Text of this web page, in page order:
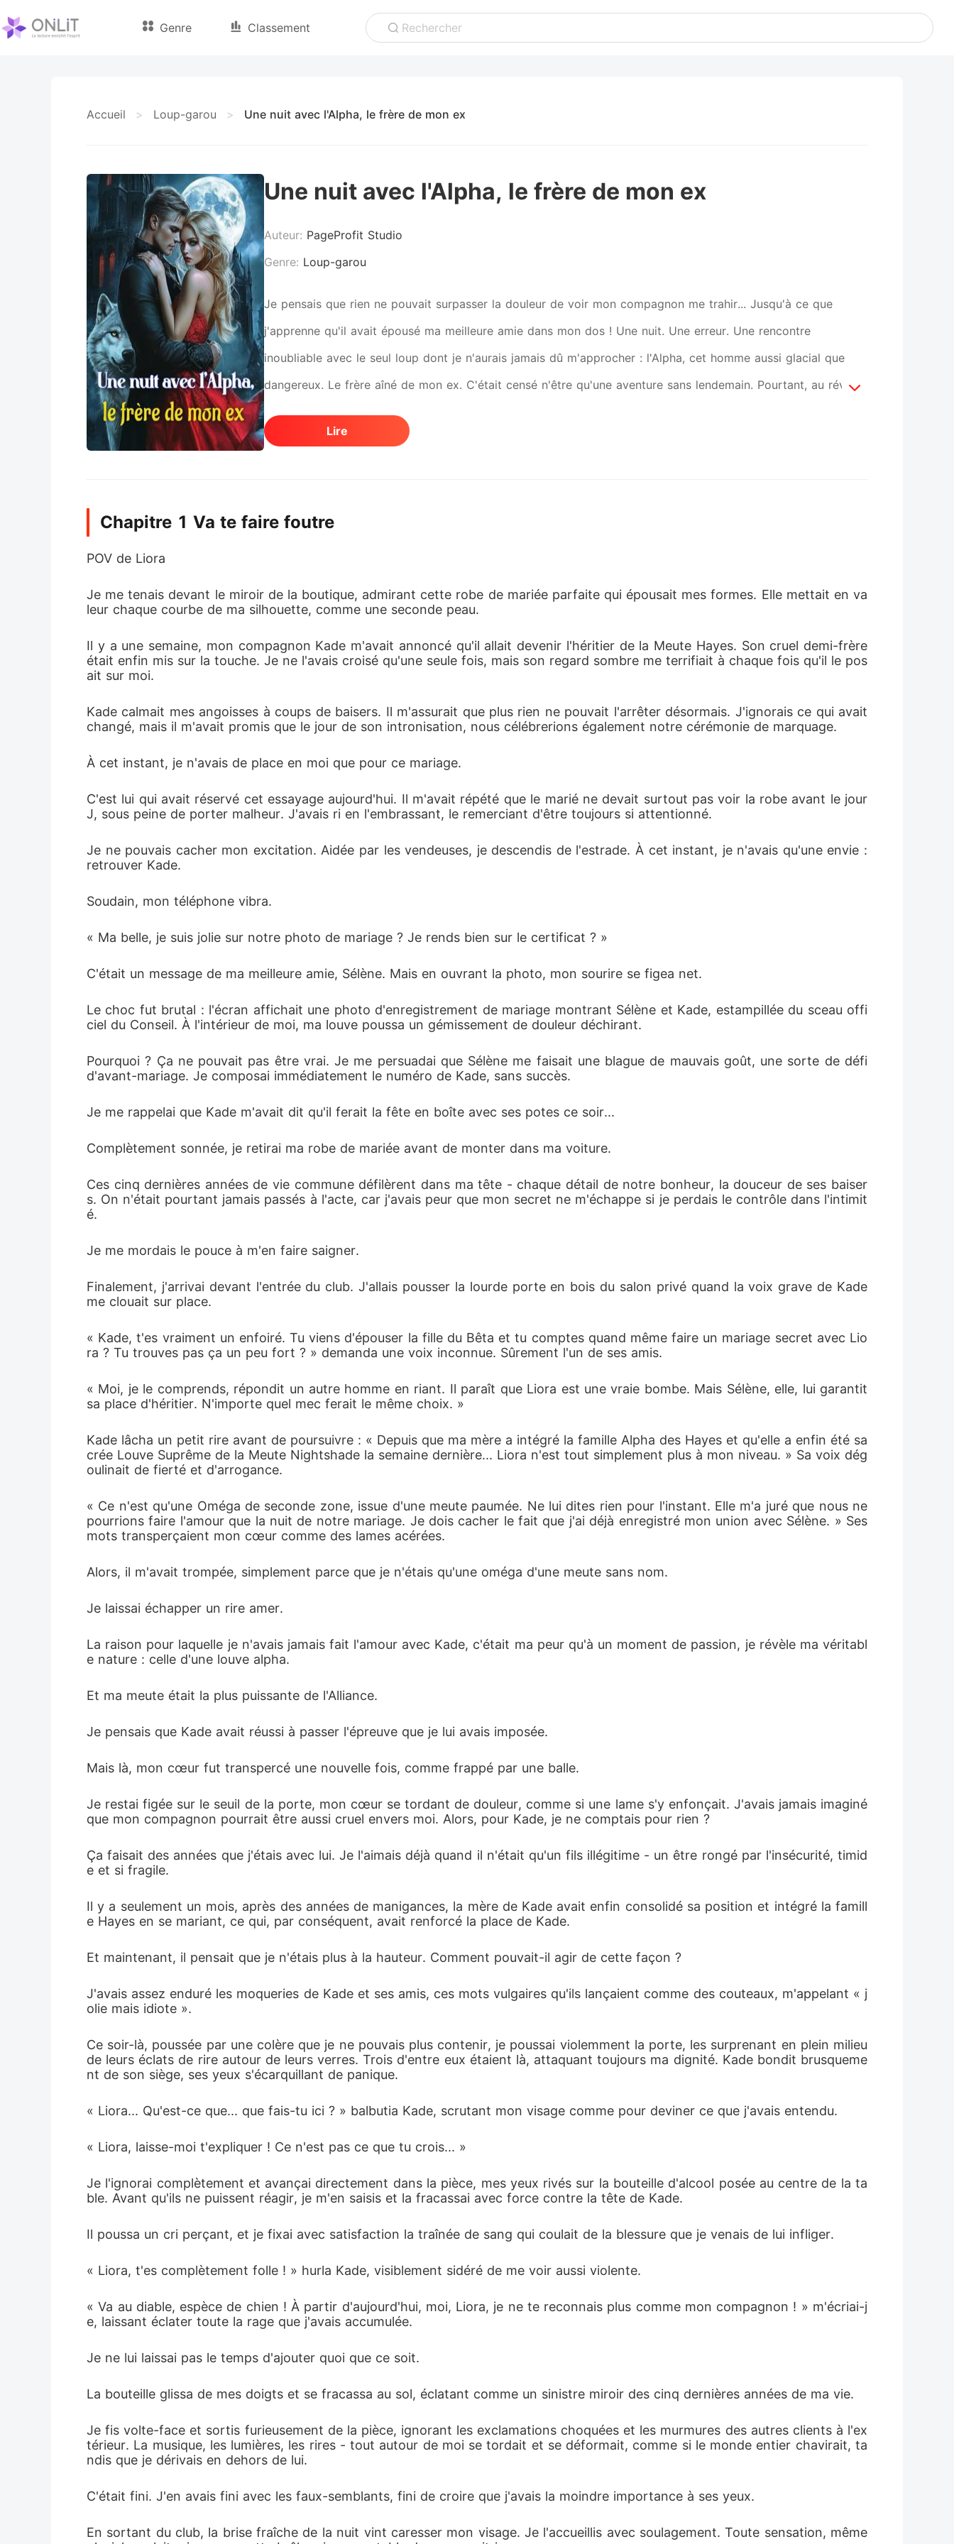
Genre Classement Rechercher
Accueil > Loup-garou > Une nuit avec l'Alpha, le frère de mon ex
Une nuit avec l'Alpha, le frère de mon ex
Auteur: PageProfit Studio
Genre: Loup-garou
Je pensais que rien ne pouvait surpasser la douleur de voir mon compagnon me trahir... Jusqu'à ce que
j'apprenne qu'il avait épousé ma meilleure amie dans mon dos ! Une nuit. Une erreur. Une rencontre
inoubliable avec le seul loup dont je n'aurais jamais dû m'approcher : l'Alpha, cet homme aussi glacial que
dangereux. Le frère aîné de mon ex. C'était censé n'être qu'une aventure sans lendemain. Pourtant, au réveil,
je découvris qu'il m'avait marquée... et que j'étais loin d'être seule. Au final, le vrai danger n'était pas d'avoir
couché avec le mauvais frère. C'était qu'il n'avait jamais eu l'intention de me laisser repartir.
Lire
Chapitre 1 Va te faire foutre
POV de Liora
Je me tenais devant le miroir de la boutique, admirant cette robe de mariée parfaite qui épousait mes formes. Elle mettait en va
leur chaque courbe de ma silhouette, comme une seconde peau.
Il y a une semaine, mon compagnon Kade m'avait annoncé qu'il allait devenir l'héritier de la Meute Hayes. Son cruel demi-frère
était enfin mis sur la touche. Je ne l'avais croisé qu'une seule fois, mais son regard sombre me terrifiait à chaque fois qu'il le pos
ait sur moi.
Kade calmait mes angoisses à coups de baisers. Il m'assurait que plus rien ne pouvait l'arrêter désormais. J'ignorais ce qui avait
changé, mais il m'avait promis que le jour de son intronisation, nous célébrerions également notre cérémonie de marquage.
À cet instant, je n'avais de place en moi que pour ce mariage.
C'est lui qui avait réservé cet essayage aujourd'hui. Il m'avait répété que le marié ne devait surtout pas voir la robe avant le jour
J, sous peine de porter malheur. J'avais ri en l'embrassant, le remerciant d'être toujours si attentionné.
Je ne pouvais cacher mon excitation. Aidée par les vendeuses, je descendis de l'estrade. À cet instant, je n'avais qu'une envie :
retrouver Kade.
Soudain, mon téléphone vibra.
« Ma belle, je suis jolie sur notre photo de mariage ? Je rends bien sur le certificat ? »
C'était un message de ma meilleure amie, Sélène. Mais en ouvrant la photo, mon sourire se figea net.
Le choc fut brutal : l'écran affichait une photo d'enregistrement de mariage montrant Sélène et Kade, estampillée du sceau offi
ciel du Conseil. À l'intérieur de moi, ma louve poussa un gémissement de douleur déchirant.
Pourquoi ? Ça ne pouvait pas être vrai. Je me persuadai que Sélène me faisait une blague de mauvais goût, une sorte de défi
d'avant-mariage. Je composai immédiatement le numéro de Kade, sans succès.
Je me rappelai que Kade m'avait dit qu'il ferait la fête en boîte avec ses potes ce soir...
Complètement sonnée, je retirai ma robe de mariée avant de monter dans ma voiture.
Ces cinq dernières années de vie commune défilèrent dans ma tête - chaque détail de notre bonheur, la douceur de ses baiser
s. On n'était pourtant jamais passés à l'acte, car j'avais peur que mon secret ne m'échappe si je perdais le contrôle dans l'intimit
é.
Je me mordais le pouce à m'en faire saigner.
Finalement, j'arrivai devant l'entrée du club. J'allais pousser la lourde porte en bois du salon privé quand la voix grave de Kade
me clouait sur place.
« Kade, t'es vraiment un enfoiré. Tu viens d'épouser la fille du Bêta et tu comptes quand même faire un mariage secret avec Lio
ra ? Tu trouves pas ça un peu fort ? » demanda une voix inconnue. Sûrement l'un de ses amis.
« Moi, je le comprends, répondit un autre homme en riant. Il paraît que Liora est une vraie bombe. Mais Sélène, elle, lui garantit
sa place d'héritier. N'importe quel mec ferait le même choix. »
Kade lâcha un petit rire avant de poursuivre : « Depuis que ma mère a intégré la famille Alpha des Hayes et qu'elle a enfin été sa
crée Louve Suprême de la Meute Nightshade la semaine dernière... Liora n'est tout simplement plus à mon niveau. » Sa voix dég
oulinait de fierté et d'arrogance.
« Ce n'est qu'une Oméga de seconde zone, issue d'une meute paumée. Ne lui dites rien pour l'instant. Elle m'a juré que nous ne
pourrions faire l'amour que la nuit de notre mariage. Je dois cacher le fait que j'ai déjà enregistré mon union avec Sélène. » Ses
mots transperçaient mon cœur comme des lames acérées.
Alors, il m'avait trompée, simplement parce que je n'étais qu'une oméga d'une meute sans nom.
Je laissai échapper un rire amer.
La raison pour laquelle je n'avais jamais fait l'amour avec Kade, c'était ma peur qu'à un moment de passion, je révèle ma véritabl
e nature : celle d'une louve alpha.
Et ma meute était la plus puissante de l'Alliance.
Je pensais que Kade avait réussi à passer l'épreuve que je lui avais imposée.
Mais là, mon cœur fut transpercé une nouvelle fois, comme frappé par une balle.
Je restai figée sur le seuil de la porte, mon cœur se tordant de douleur, comme si une lame s'y enfonçait. J'avais jamais imaginé
que mon compagnon pourrait être aussi cruel envers moi. Alors, pour Kade, je ne comptais pour rien ?
Ça faisait des années que j'étais avec lui. Je l'aimais déjà quand il n'était qu'un fils illégitime - un être rongé par l'insécurité, timid
e et si fragile.
Il y a seulement un mois, après des années de manigances, la mère de Kade avait enfin consolidé sa position et intégré la famill
e Hayes en se mariant, ce qui, par conséquent, avait renforcé la place de Kade.
Et maintenant, il pensait que je n'étais plus à la hauteur. Comment pouvait-il agir de cette façon ?
J'avais assez enduré les moqueries de Kade et ses amis, ces mots vulgaires qu'ils lançaient comme des couteaux, m'appelant « j
olie mais idiote ».
Ce soir-là, poussée par une colère que je ne pouvais plus contenir, je poussai violemment la porte, les surprenant en plein milieu
de leurs éclats de rire autour de leurs verres. Trois d'entre eux étaient là, attaquant toujours ma dignité. Kade bondit brusqueme
nt de son siège, ses yeux s'écarquillant de panique.
« Liora... Qu'est-ce que... que fais-tu ici ? » balbutia Kade, scrutant mon visage comme pour deviner ce que j'avais entendu.
« Liora, laisse-moi t'expliquer ! Ce n'est pas ce que tu crois... »
Je l'ignorai complètement et avançai directement dans la pièce, mes yeux rivés sur la bouteille d'alcool posée au centre de la ta
ble. Avant qu'ils ne puissent réagir, je m'en saisis et la fracassai avec force contre la tête de Kade.
Il poussa un cri perçant, et je fixai avec satisfaction la traînée de sang qui coulait de la blessure que je venais de lui infliger.
« Liora, t'es complètement folle ! » hurla Kade, visiblement sidéré de me voir aussi violente.
« Va au diable, espèce de chien ! À partir d'aujourd'hui, moi, Liora, je ne te reconnais plus comme mon compagnon ! » m'écriai-j
e, laissant éclater toute la rage que j'avais accumulée.
Je ne lui laissai pas le temps d'ajouter quoi que ce soit.
La bouteille glissa de mes doigts et se fracassa au sol, éclatant comme un sinistre miroir des cinq dernières années de ma vie.
Je fis volte-face et sortis furieusement de la pièce, ignorant les exclamations choquées et les murmures des autres clients à l'ex
térieur. La musique, les lumières, les rires - tout autour de moi se tordait et se déformait, comme si le monde entier chavirait, ta
ndis que je dérivais en dehors de lui.
C'était fini. J'en avais fini avec les faux-semblants, fini de croire que j'avais la moindre importance à ses yeux.
En sortant du club, la brise fraîche de la nuit vint caresser mon visage. Je l'accueillis avec soulagement. Toute sensation, même